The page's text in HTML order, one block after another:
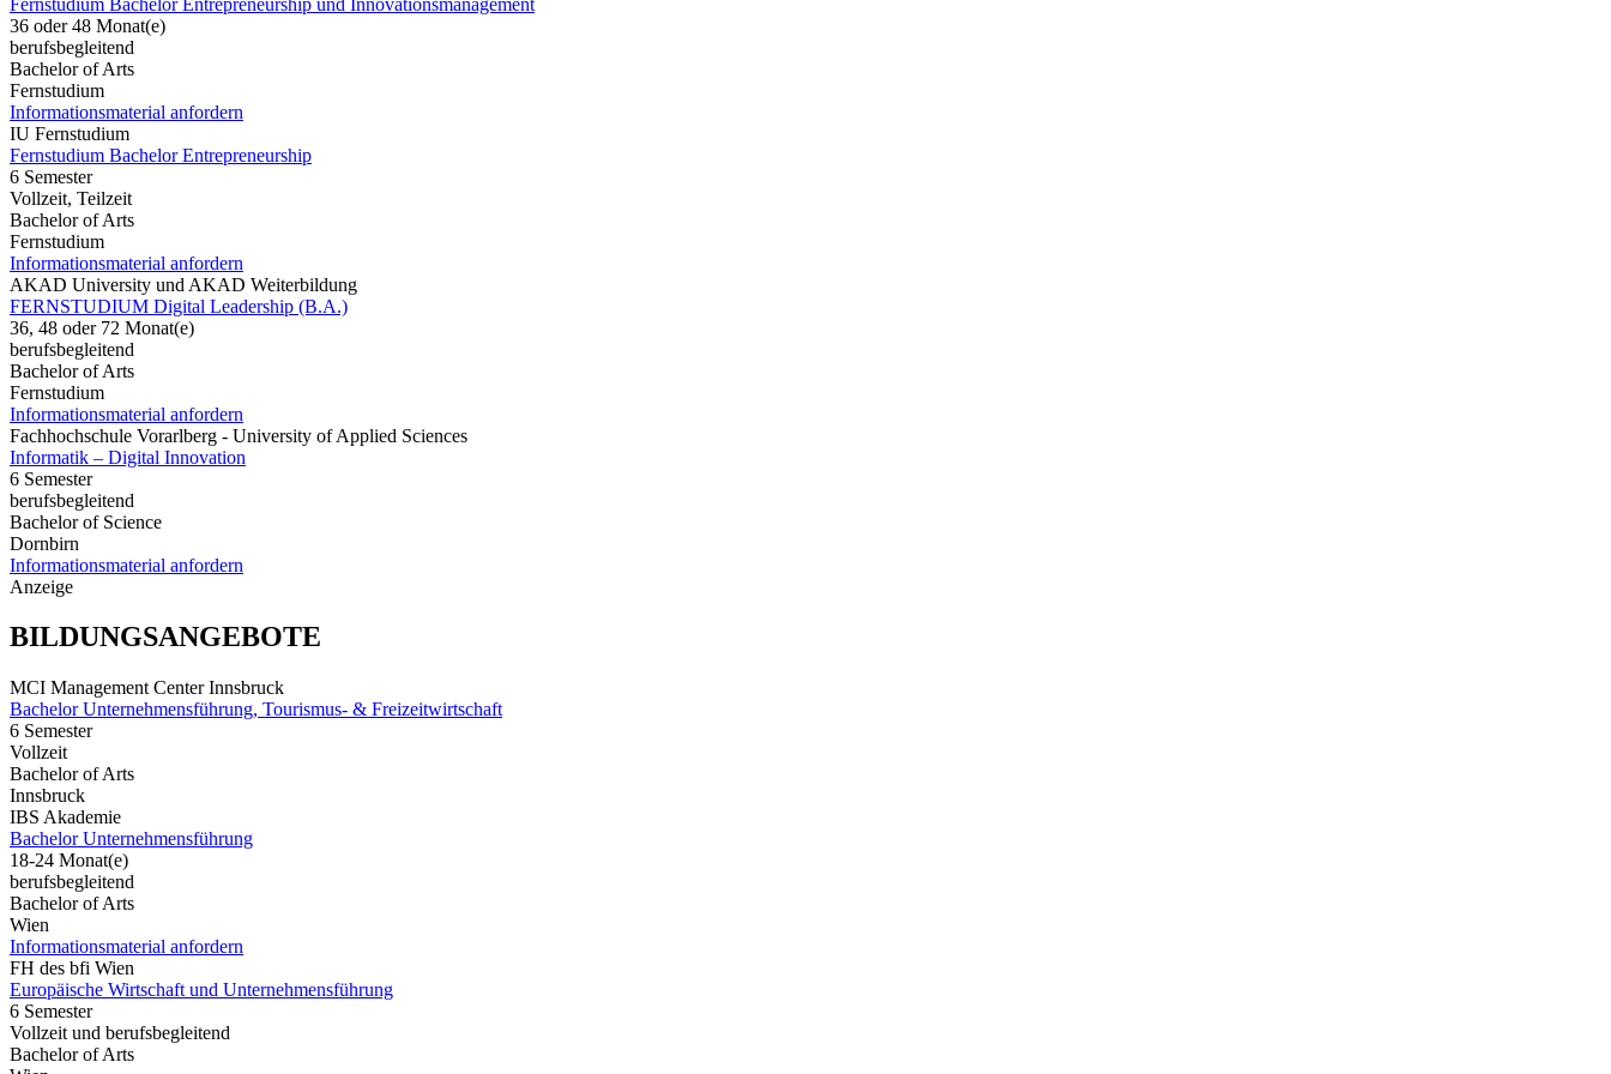
36 oder 48 Monat(e)
berufsbegleitend
Bachelor of Arts
Fernstudium
Informationsmaterial anfordern
IU Fernstudium
Fernstudium Bachelor Entrepreneurship
6 Semester
Vollzeit, Teilzeit
Bachelor of Arts
Fernstudium
Informationsmaterial anfordern
AKAD University und AKAD Weiterbildung
FERNSTUDIUM Digital Leadership (B.A.)
36, 48 oder 72 Monat(e)
berufsbegleitend
Bachelor of Arts
Fernstudium
Informationsmaterial anfordern
Fachhochschule Vorarlberg - University of Applied Sciences
Informatik – Digital Innovation
6 Semester
berufsbegleitend
Bachelor of Science
Dornbirn
Informationsmaterial anfordern
Anzeige
BILDUNGSANGEBOTE
MCI Management Center Innsbruck
Bachelor Unternehmensführung, Tourismus- & Freizeitwirtschaft
6 Semester
Vollzeit
Bachelor of Arts
Innsbruck
IBS Akademie
Bachelor Unternehmensführung
18-24 Monat(e)
berufsbegleitend
Bachelor of Arts
Wien
Informationsmaterial anfordern
FH des bfi Wien
Europäische Wirtschaft und Unternehmensführung
6 Semester
Vollzeit und berufsbegleitend
Bachelor of Arts